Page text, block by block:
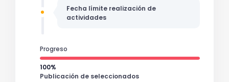
Fecha límite realización de
actividades
Progreso
100%
Publicación de seleccionados